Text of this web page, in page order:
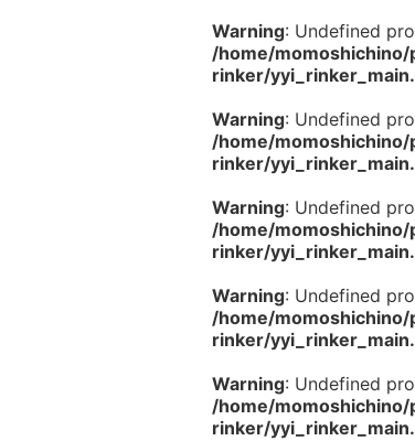
Warning: Undefined
/home/
rinker/
Warning: Undefined
/home/
rinker/
Warning: Undefined
/home/
rinker/
Warning: Undefined
/home/
rinker/
Warning: Undefined
/home/
rinker/